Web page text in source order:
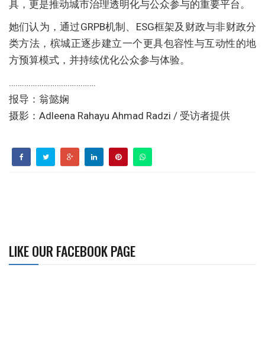
具，更是推动城市治理透明化与公众参与的重要平台。
她们认为，通过GRPB机制、ESG框架及财政与非财政分
类方法，槟城正逐步建立一个更具包容性与互动性的地
方预算模式，并持续优化公众参与体验。
………………………………….
报导：翁懿娴
摄影：Adleena Rahayu Ahmad Radzi / 受访者提供
LIKE OUR FACEBOOK PAGE